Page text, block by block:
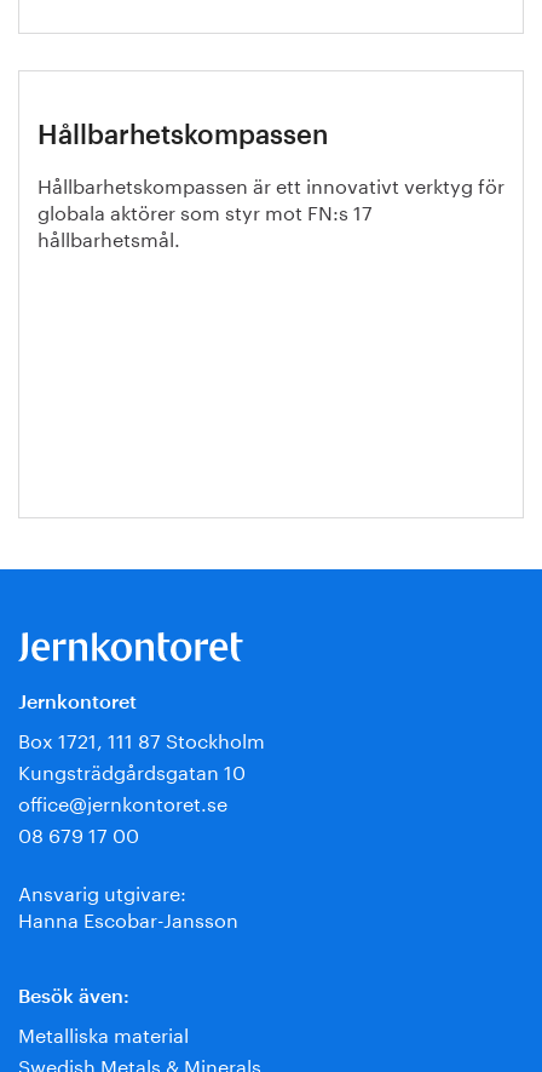
Hållbarhetskompassen
Hållbarhetskompassen är ett innovativt verktyg för
globala aktörer som styr mot FN:s 17
hållbarhetsmål.
Jernkontoret
Box 1721, 111 87 Stockholm
Kungsträdgårdsgatan 10
office@jernkontoret.se
08 679 17 00
Ansvarig utgivare:
Hanna Escobar-Jansson
Besök även:
Metalliska material
Swedish Metals & Minerals